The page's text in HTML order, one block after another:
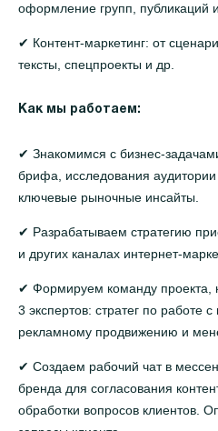
оформление групп, публикаций
✔ Контент-маркетинг: от
тексты, спецпроекты и др.
Как мы работаем:
✔ Знакомимся с бизнес-
брифа, исследования
ключевые рыночные инсайты.
✔ Разрабатываем стратегию
и других каналах интернет-
✔ Формируем команду проекта,
3 экспертов: стратег по работе
рекламному продвижению и
✔ Создаем рабочий чат в
бренда для согласования
обработки вопросов клиентов.